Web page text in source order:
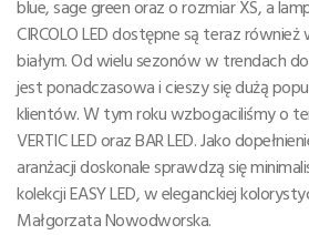
blue, sage green oraz o rozmiar XS, a
CIRCOLO LED dostępne są teraz również
białym. Od wielu sezonów w trendach
jest ponadczasowa i cieszy się dużą
klientów. W tym roku wzbogaciliśmy o
VERTIC LED oraz BAR LED. Jako
aranżacji doskonale sprawdzą się
kolekcji EASY LED, w eleganckiej
Małgorzata Nowodworska.